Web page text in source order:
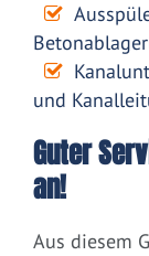
und
Guter
an!
Aus diesem